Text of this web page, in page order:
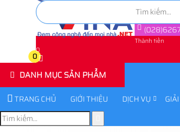
Thành tiền
0
0
DANH MỤC SẢN PHẨM
TRANG CHỦ GIỚI THIỆU DỊCH VỤ